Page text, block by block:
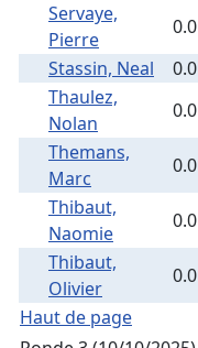
Servaye,
Pierre
0.0
Stassin, Neal
0.0
Thaulez,
Nolan
0.0
Themans,
Marc
0.0
Thibaut,
Naomie
0.0
Thibaut,
Olivier
0.0
Haut de page